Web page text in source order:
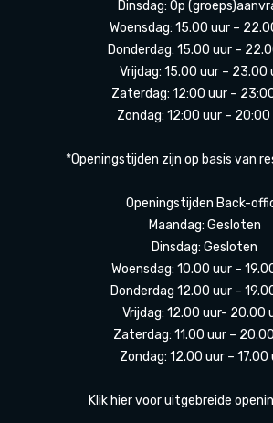
Dinsdag: Op
Woensdag: 15.00 uur –
Donderdag: 15.00 uur –
Vrijdag: 15.00 uur – 23.00
Zaterdag: 12:00 uur –
Zondag: 12:00 uur – 20:00
*Openingstijden zijn op basis van
Openingstijden Back-
Maandag: Gesloten
Dinsdag: Gesloten
Woensdag: 10.00 uur –
Donderdag 12.00 uur –
Vrijdag: 12.00 uur- 20.00
Zaterdag: 11.00 uur –
Zondag: 12.00 uur – 17.00
Klik hier voor uitgebreide